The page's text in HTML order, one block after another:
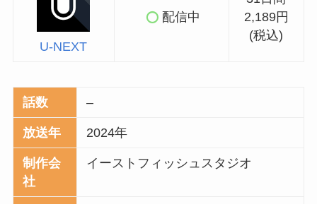
U-NEXT
配信中
2,189円
(税込)
話数 –
放送年 2024年
制作会
社
イーストフィッシュスタジオ